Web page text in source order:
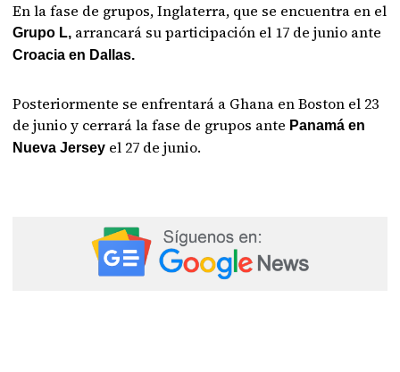
En la fase de grupos, Inglaterra, que se encuentra en el
Grupo L, arrancará su participación el 17 de junio ante
Croacia en Dallas.
Posteriormente se enfrentará a Ghana en Boston el 23
de junio y cerrará la fase de grupos ante Panamá en
Nueva Jersey el 27 de junio.